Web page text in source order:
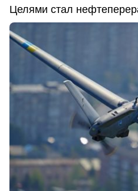
Целями стал